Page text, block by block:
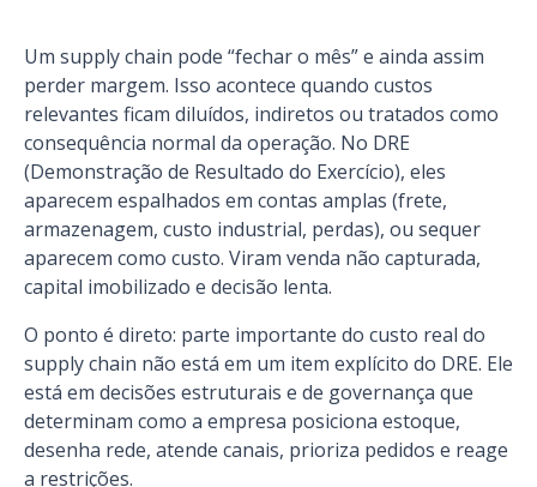
Um supply chain pode “fechar o mês” e ainda assim
perder margem. Isso acontece quando custos
relevantes ficam diluídos, indiretos ou tratados como
consequência normal da operação. No DRE
(Demonstração de Resultado do Exercício), eles
aparecem espalhados em contas amplas (frete,
armazenagem, custo industrial, perdas), ou sequer
aparecem como custo. Viram venda não capturada,
capital imobilizado e decisão lenta.
O ponto é direto: parte importante do custo real do
supply chain não está em um item explícito do DRE. Ele
está em decisões estruturais e de governança que
determinam como a empresa posiciona estoque,
desenha rede, atende canais, prioriza pedidos e reage
a restrições.